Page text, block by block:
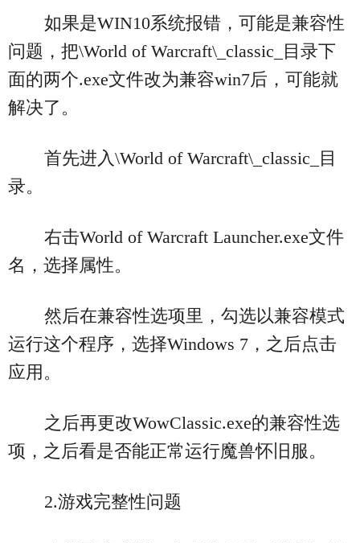
如果是WIN10系统报错，可能是兼容性
问题，把\World of Warcraft\_classic_目录下
面的两个.exe文件改为兼容win7后，可能就
解决了。
首先进入\World of Warcraft\_classic_目
录。
右击World of Warcraft Launcher.exe文件
名，选择属性。
然后在兼容性选项里，勾选以兼容模式
运行这个程序，选择Windows 7，之后点击
应用。
之后再更改WowClassic.exe的兼容性选
项，之后看是否能正常运行魔兽怀旧服。
2.游戏完整性问题